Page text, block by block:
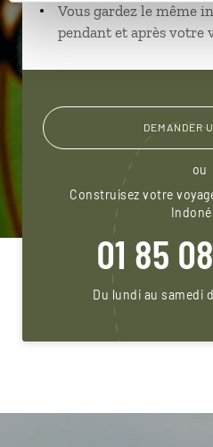
Vous gardez le même
pendant et après votre
DEMANDER
ou
Construisez votre
01 85
Du lundi au samedi